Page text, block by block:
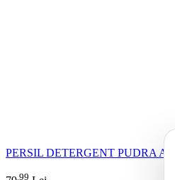
PERSIL DETERGENT PUDRA
99